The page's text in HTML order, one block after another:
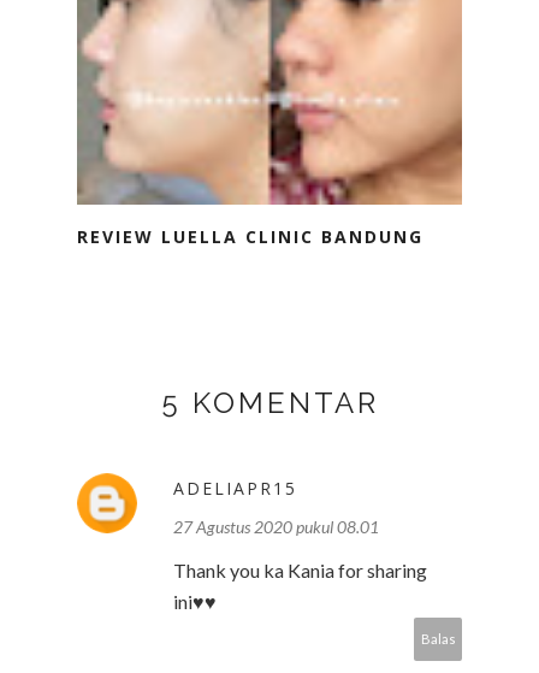
REVIEW LUELLA CLINIC BANDUNG
5 KOMENTAR
ADELIAPR15
27 Agustus 2020 pukul 08.01
Thank you ka Kania for sharing
ini♥️♥️
Balas